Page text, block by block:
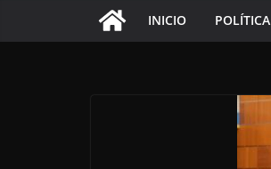
INICIO POLÍTICA